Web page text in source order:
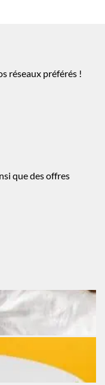
réseaux préférés !
que des offres